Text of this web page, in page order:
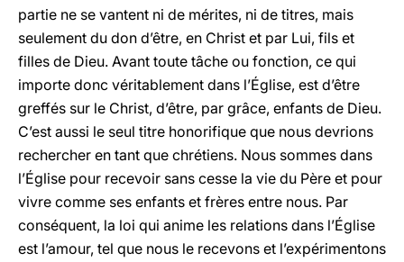
partie ne se vantent ni de mérites, ni de titres, mais
seulement du don d’être, en Christ et par Lui, fils et
filles de Dieu. Avant toute tâche ou fonction, ce qui
importe donc véritablement dans l’Église, est d’être
greffés sur le Christ, d’être, par grâce, enfants de Dieu.
C’est aussi le seul titre honorifique que nous devrions
rechercher en tant que chrétiens. Nous sommes dans
l’Église pour recevoir sans cesse la vie du Père et pour
vivre comme ses enfants et frères entre nous. Par
conséquent, la loi qui anime les relations dans l’Église
est l’amour, tel que nous le recevons et l’expérimentons